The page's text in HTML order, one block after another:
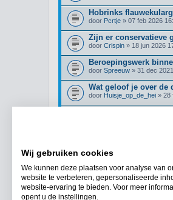
Wij gebruiken cookies
We kunnen deze plaatsen voor analyse van
website te verbeteren, gepersonaliseerde
website-ervaring te bieden. Voor meer
opent u de instellingen.
Hobrinks
door Pcrtje » 07 feb 2026
Zijn er conservatieve
door Crispin » 18 jun 2026
Beroepingswerk
door Spreeuw » 31 dec
Wat geloof je over de
door Huisje_op_de_hei » 28
Ga naar uitgebreid zoeken